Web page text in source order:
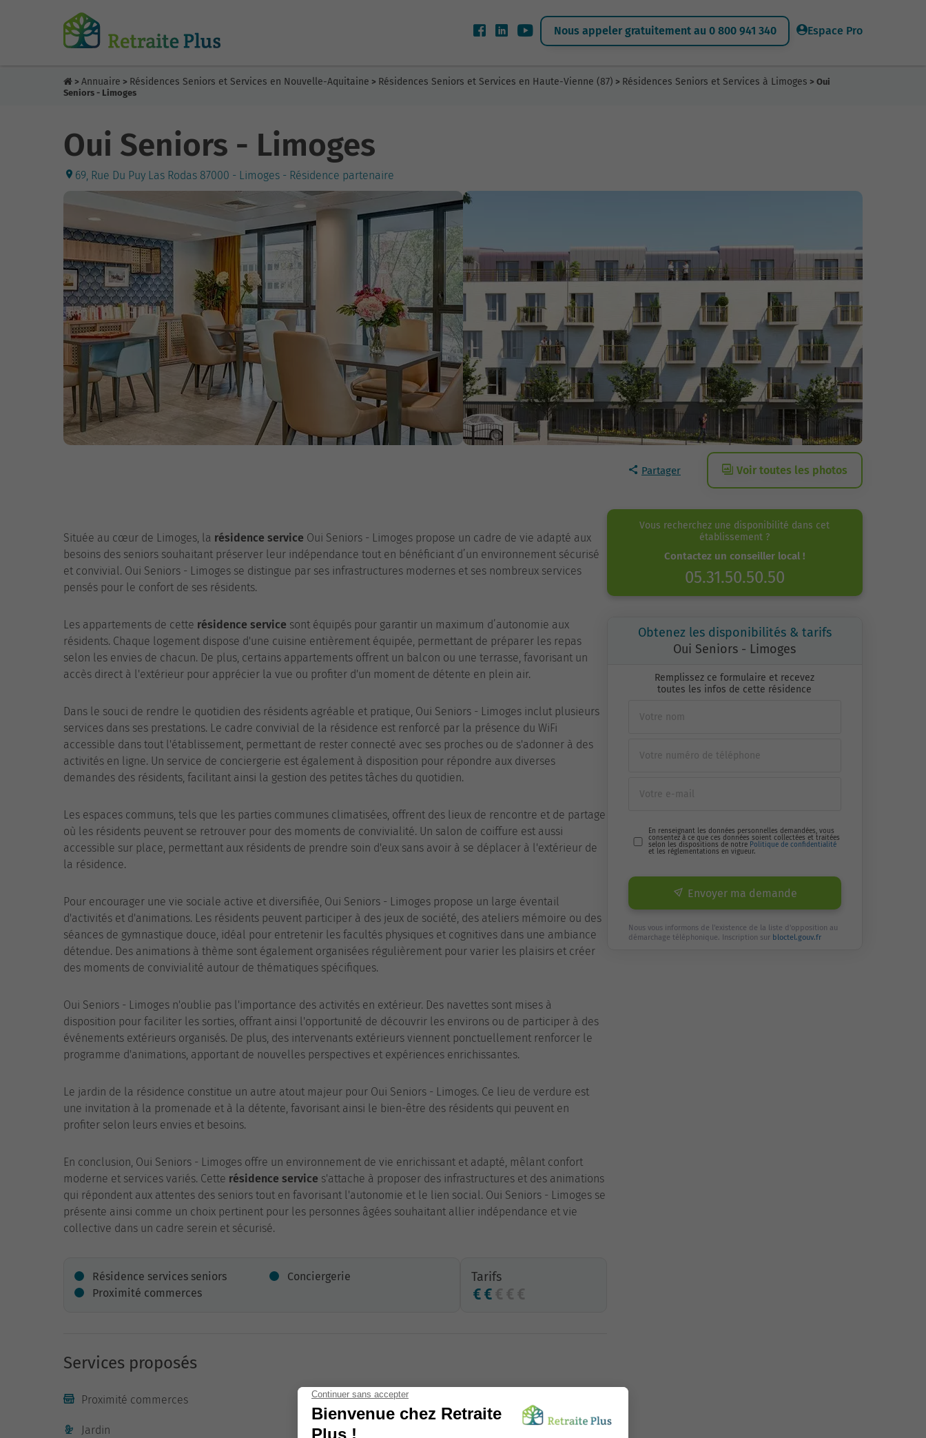
Nous appeler gratuitement au 0 800 941 340 Espace Pro
> Annuaire > Résidences Seniors et Services en Nouvelle-Aquitaine > Résidences Seniors et Services en Haute-Vienne (87) > Résidences Seniors et Services à Limoges > Oui
Seniors - Limoges
Oui Seniors - Limoges
69, Rue Du Puy Las Rodas 87000 - Limoges - Résidence partenaire
Partager Voir toutes les photos
Située au cœur de Limoges, la résidence service Oui Seniors - Limoges propose un cadre de vie adapté aux
besoins des seniors souhaitant préserver leur indépendance tout en bénéficiant d’un environnement sécurisé
et convivial. Oui Seniors - Limoges se distingue par ses infrastructures modernes et ses nombreux services
pensés pour le confort de ses résidents.
Les appartements de cette résidence service sont équipés pour garantir un maximum d’autonomie aux
résidents. Chaque logement dispose d'une cuisine entièrement équipée, permettant de préparer les repas
selon les envies de chacun. De plus, certains appartements offrent un balcon ou une terrasse, favorisant un
accès direct à l'extérieur pour apprécier la vue ou profiter d'un moment de détente en plein air.
Dans le souci de rendre le quotidien des résidents agréable et pratique, Oui Seniors - Limoges inclut plusieurs
services dans ses prestations. Le cadre convivial de la résidence est renforcé par la présence du WiFi
accessible dans tout l'établissement, permettant de rester connecté avec ses proches ou de s'adonner à des
activités en ligne. Un service de conciergerie est également à disposition pour répondre aux diverses
demandes des résidents, facilitant ainsi la gestion des petites tâches du quotidien.
Les espaces communs, tels que les parties communes climatisées, offrent des lieux de rencontre et de partage
où les résidents peuvent se retrouver pour des moments de convivialité. Un salon de coiffure est aussi
accessible sur place, permettant aux résidents de prendre soin d'eux sans avoir à se déplacer à l'extérieur de
la résidence.
Pour encourager une vie sociale active et diversifiée, Oui Seniors - Limoges propose un large éventail
d'activités et d'animations. Les résidents peuvent participer à des jeux de société, des ateliers mémoire ou des
séances de gymnastique douce, idéal pour entretenir les facultés physiques et cognitives dans une ambiance
détendue. Des animations à thème sont également organisées régulièrement pour varier les plaisirs et créer
des moments de convivialité autour de thématiques spécifiques.
Oui Seniors - Limoges n'oublie pas l'importance des activités en extérieur. Des navettes sont mises à
disposition pour faciliter les sorties, offrant ainsi l'opportunité de découvrir les environs ou de participer à des
événements extérieurs organisés. De plus, des intervenants extérieurs viennent ponctuellement renforcer le
programme d'animations, apportant de nouvelles perspectives et expériences enrichissantes.
Le jardin de la résidence constitue un autre atout majeur pour Oui Seniors - Limoges. Ce lieu de verdure est
une invitation à la promenade et à la détente, favorisant ainsi le bien-être des résidents qui peuvent en
profiter selon leurs envies et besoins.
En conclusion, Oui Seniors - Limoges offre un environnement de vie enrichissant et adapté, mêlant confort
moderne et services variés. Cette résidence service s'attache à proposer des infrastructures et des animations
qui répondent aux attentes des seniors tout en favorisant l'autonomie et le lien social. Oui Seniors - Limoges se
présente ainsi comme un choix pertinent pour les personnes âgées souhaitant allier indépendance et vie
collective dans un cadre serein et sécurisé.
Résidence services seniors
Conciergerie
Proximité commerces
Tarifs
Services proposés
Proximité commerces Parking
Jardin
Vous recherchez une disponibilité dans cet
établissement ?
Contactez un conseiller local !
05.31.50.50.50
Obtenez les disponibilités & tarifs
Oui Seniors - Limoges
Remplissez ce formulaire et recevez
toutes les infos de cette résidence
En renseignant les données personnelles demandées, vous
consentez à ce que ces données soient collectées et traitées
selon les dispositions de notre Politique de confidentialité
et les réglementations en vigueur.
Envoyer ma demande
Nous vous informons de l'existence de la liste d'opposition au
démarchage téléphonique. Inscription sur bloctel.gouv.fr